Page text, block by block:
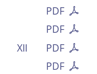
PDF
PDF
PDF
XII
PDF